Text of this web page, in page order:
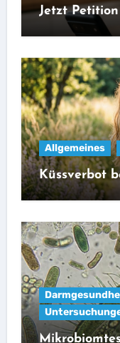
Jetzt
Allgemeines
Küssverbot